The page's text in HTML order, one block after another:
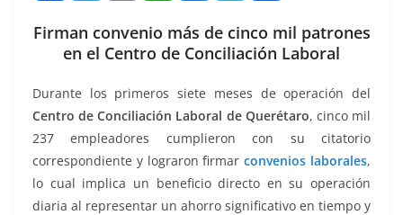
c
e
b
o
o
k
itt
er
ai
l
at
s
A
p
p
ss
e
n
g
er
e
gr
a
m
m
p
ar
tir
Firman convenio más de cinco mil patrones
en el Centro de Conciliación Laboral
Durante los primeros siete meses de operación del
Centro de Conciliación Laboral de Querétaro, cinco mil
237 empleadores cumplieron con su citatorio
correspondiente y lograron firmarconvenios laborales,
lo cual implica un beneficio directo en su operación
diaria al representar un ahorro significativo en tiempo y